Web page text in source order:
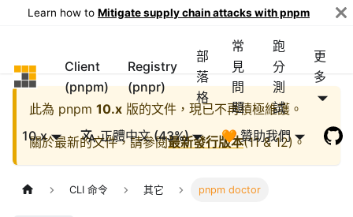
Learn how to Mitigate supply chain attacks with pnpm
pnpm
Client
(pnpm)
Registry
(pnpr)
部
落
格
常
見
問
題
跑
分
測
試
更
多
10.x 正體中文 (43%) 🧡 贊助我們
此為 pnpm 10.x 版的文件，現已不再積極維護。
關於最新的文件，請參閱最新發行版本(11 & 12)。
CLI 命令 其它 pnpm doctor